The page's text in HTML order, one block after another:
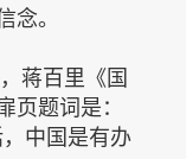
念。
蒋百里《国
页题词是：
中国是有办